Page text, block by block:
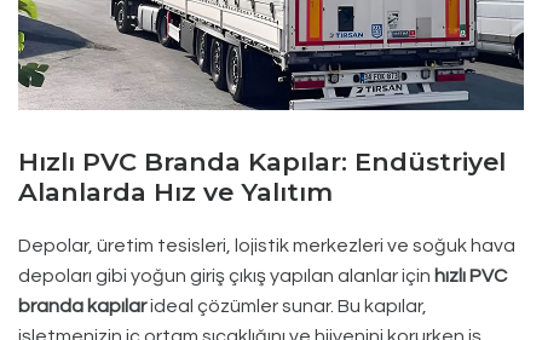
Hızlı PVC Branda Kapılar: Endüstriyel
Alanlarda Hız ve Yalıtım
Depolar, üretim tesisleri, lojistik merkezleri ve soğuk hava
depoları gibi yoğun giriş çıkış yapılan alanlar için hızlı PVC
branda kapılarideal çözümler sunar. Bu kapılar,